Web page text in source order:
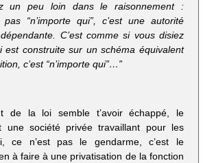
un peu loin dans le raisonnement :
pas “n’importe qui”, c’est une autorité
C’est comme si vous disiez
est construite sur un schéma équivalent
c’est “n’importe qui”…”
de la loi semble t’avoir échappé, le
une société privée travaillant pour les
ce n’est pas le gendarme, c’est le
à faire à une privatisation de la fonction